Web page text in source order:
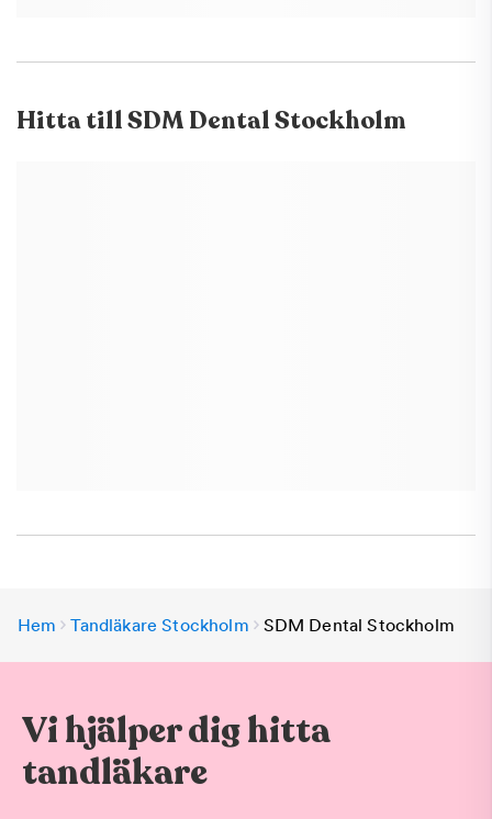
Hitta tillSDM Dental Stockholm
Hem Tandläkare Stockholm SDM Dental Stockholm
Vi hjälper dig hitta
tandläkare